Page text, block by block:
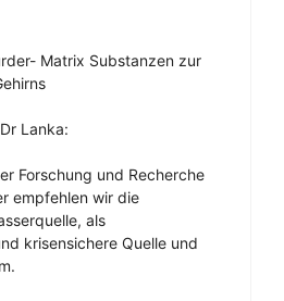
Matrix Substanzen zur
Lanka:
Forschung und Recherche
empfehlen wir die
als
krisensichere Quelle und